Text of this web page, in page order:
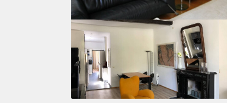
linnengoed aanwezig.
Via de slaapkamer wordt het dakterras
Ideaal voor een koppel, Master, PhD,